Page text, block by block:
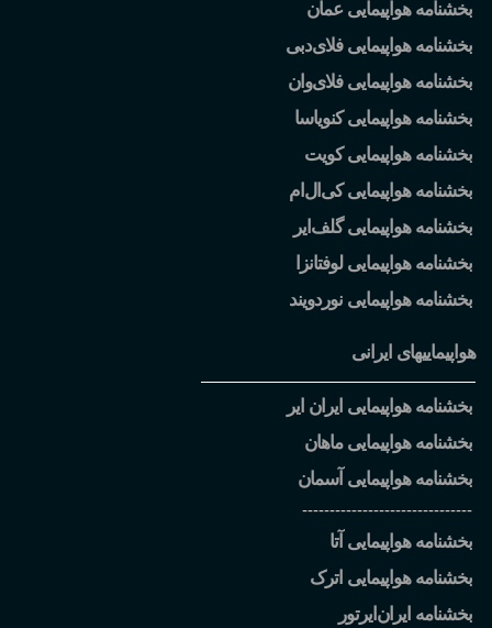
بخشنامه هواپیمایی عمان
بخشنامه هواپیمایی فلایدبی
بخشنامه هواپیمایی فلایوان
بخشنامه هواپیمایی کنویاسا
بخشنامه هواپیمایی کویت
بخشنامه هواپیمایی کی ال ام
بخشنامه هواپیمایی گلف ایر
بخشنامه هواپیمایی لوفتانزا
بخشنامه هواپیمایی نوردویند
هواپیماییهای ایرانی
بخشنامه هواپیمایی ایران ایر
بخشنامه هواپیمایی ماهان
بخشنامه هواپیمایی آسمان
-------------------------------
بخشنامه هواپیمایی آتا
بخشنامه هواپیمایی اترک
بخشنامه ایران ایرتور